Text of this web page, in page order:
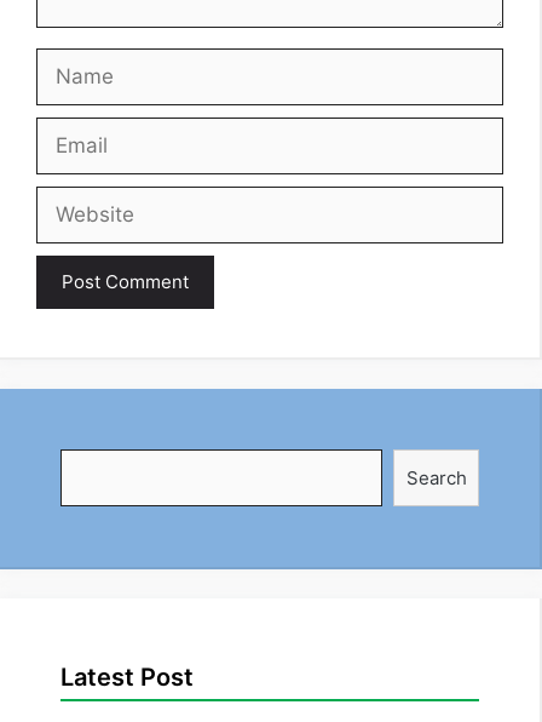
Name
Email
Website
Search
Latest Post